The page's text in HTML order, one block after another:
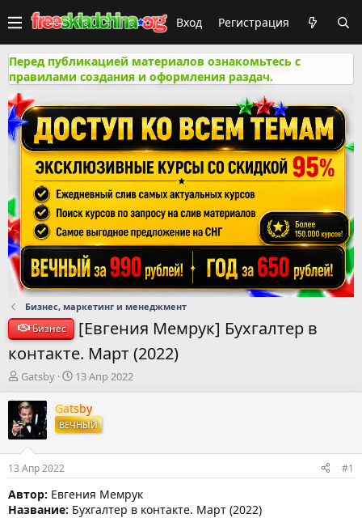
Вход Регистрация
Перед публикацией материалов ознакомьтесь с
правилами создания и оформления раздач.
Бизнес, маркетинг и менеджмент
Бизнес
[Евгения Мемрук] Бухгалтер в
контакте. Март (2022)
А
т
о
р
т
е
м
ы
Gatsby
Д
т
а
н
а
л
а
13 Апр 2022
Gatsby
ВЕЧНЫЙ
13 Апр 2022 #1
Автор: Евгения Мемрук
Название: Бухгалтер в контакте. Март (2022)